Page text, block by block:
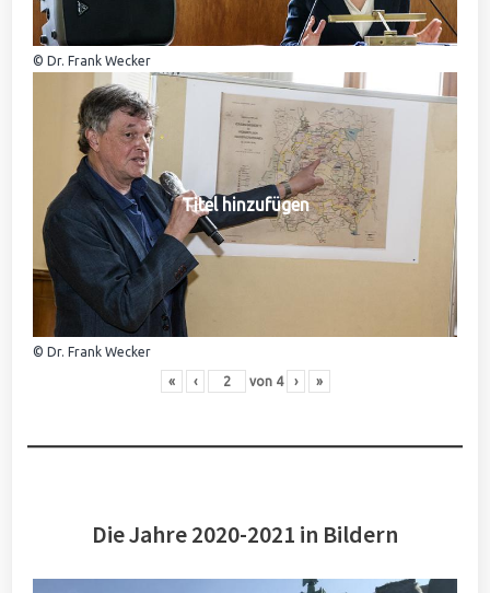
© Dr. Frank Wecker
Titel hinzufügen
© Dr. Frank Wecker
« ‹ von 4 › »
Die Jahre 2020-2021 in Bildern